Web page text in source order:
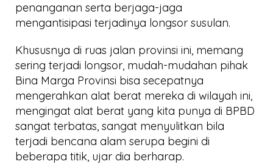
penanganan serta berjaga-jaga
mengantisipasi terjadinya longsor susulan.
Khususnya di ruas jalan provinsi ini, memang
sering terjadi longsor, mudah-mudahan pihak
Bina Marga Provinsi bisa secepatnya
mengerahkan alat berat mereka di wilayah ini,
mengingat alat berat yang kita punya di BPBD
sangat terbatas, sangat menyulitkan bila
terjadi bencana alam serupa begini di
beberapa titik, ujar dia berharap.